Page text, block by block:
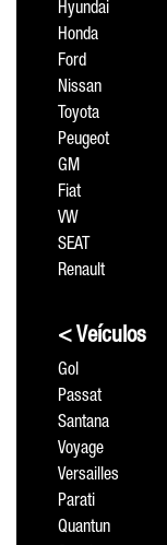
Hyundai
Honda
Ford
Nissan
Toyota
Peugeot
GM
Fiat
VW
SEAT
Renault
< Veículos
Gol
Passat
Santana
Voyage
Versailles
Parati
Quantun